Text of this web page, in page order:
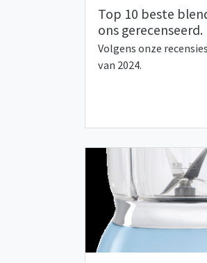
Top 10 beste
ons gerecenseerd.
Volgens onze
van 2024.